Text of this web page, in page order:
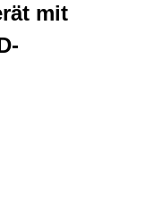
mit